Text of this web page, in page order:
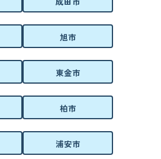
旭市
東金市
柏市
浦安市